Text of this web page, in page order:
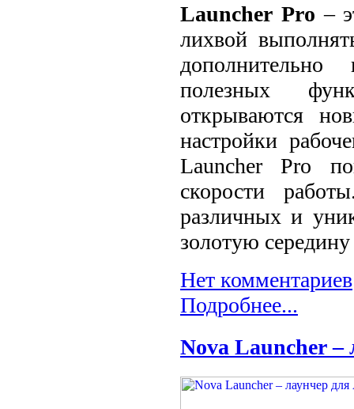
Launcher Pro –
лихвой
полезных
открываются
настройки
Launcher Pro
скорости
различных и
золотую
Нет комментариев
Подробнее...
Nova Launcher –